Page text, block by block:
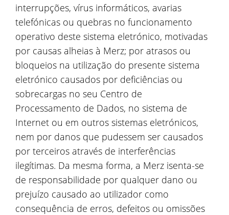
interrupções, vírus informáticos, avarias
telefónicas ou quebras no funcionamento
operativo deste sistema eletrónico, motivadas
por causas alheias à Merz; por atrasos ou
bloqueios na utilização do presente sistema
eletrónico causados por deficiências ou
sobrecargas no seu Centro de
Processamento de Dados, no sistema de
Internet ou em outros sistemas eletrónicos,
nem por danos que pudessem ser causados
por terceiros através de interferências
ilegítimas. Da mesma forma, a Merz isenta-se
de responsabilidade por qualquer dano ou
prejuízo causado ao utilizador como
consequência de erros, defeitos ou omissões